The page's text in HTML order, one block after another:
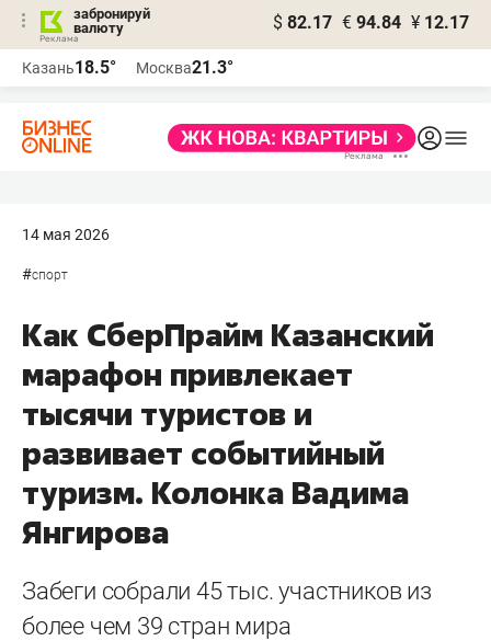
забронируй
валюту
$ 82.17 € 94.84 ¥ 12.17
Казань18.5° Москва21.3°
14 мая 2026
#спорт
Как СберПрайм Казанский
марафон привлекает
тысячи туристов и
развивает событийный
туризм. Колонка Вадима
Янгирова
Забеги собрали 45 тыс. участников из
более чем 39 стран мира